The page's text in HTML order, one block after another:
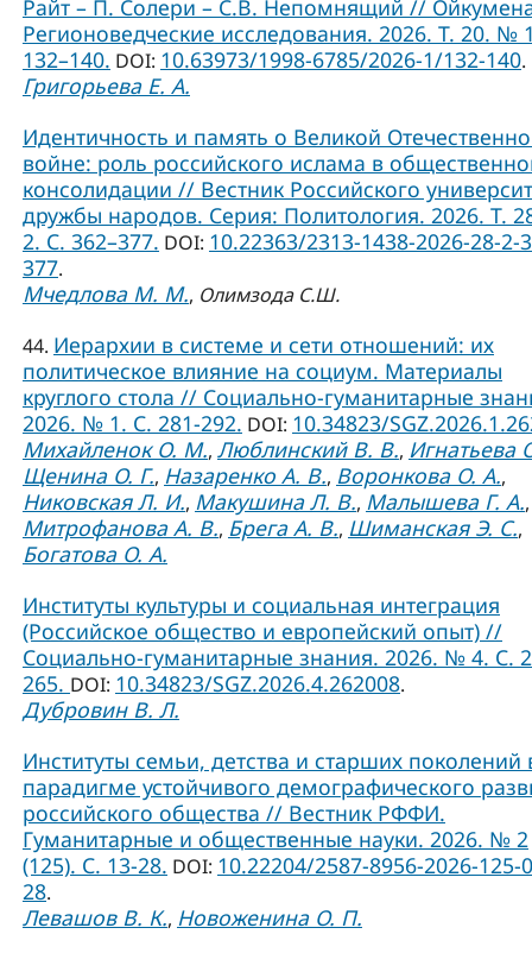
Райт – П. Солери – С.В. Непомнящий //
Регионоведческие исследования. 2026. Т. 20. №
132–140. DOI: 10.63973/1998-6785/2026-1/132-140.
Григорьева Е. А.
Идентичность и память о Великой
войне: роль российского ислама в
консолидации // Вестник Российского
дружбы народов. Серия: Политология. 2026. Т.
2. С. 362–377. DOI: 10.22363/2313-1438-2026-28-2-
377.
Мчедлова М. М., Олимзода С.Ш.
44. Иерархии в системе и сети отношений: их
политическое влияние на социум. Материалы
круглого стола // Социально-гуманитарные
2026. № 1. С. 281-292. DOI: 10.34823/
Михайленок О. М., Люблинский В. В., Игнатьева
Щенина О. Г., Назаренко А. В., Воронкова О. А.,
Никовская Л. И., Макушина Л. В., Малышева Г. А.,
Митрофанова А. В., Брега А. В., Шиманская Э. С.,
Богатова О. А.
Институты культуры и социальная интеграция
(Российское общество и европейский опыт) //
Социально-гуманитарные знания. 2026. № 4. С.
265. DOI: 10.34823/SGZ.2026.4.262008.
Дубровин В. Л.
Институты семьи, детства и старших поколений
парадигме устойчивого демографического
российского общества // Вестник РФФИ.
Гуманитарные и общественные науки. 2026. № 2
(125). С. 13-28. DOI: 10.22204/2587-8956-2026-125-
28.
Левашов В. К., Новоженина О. П.